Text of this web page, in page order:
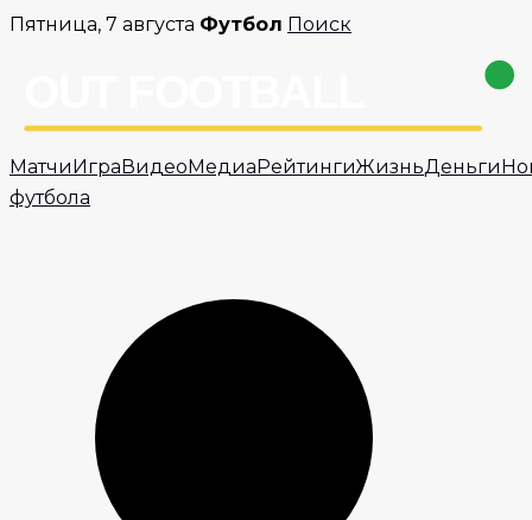
Перейти
Пятница, 7 августа Футбол Поиск
Матчи Игра Видео Медиа РейтингиЖизньДеньги
футбола